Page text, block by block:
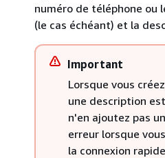
numéro de téléphone ou
(le cas échéant) et la
Important
Lorsque vous
une description
n'en ajoutez pas
erreur lorsque
la connexion